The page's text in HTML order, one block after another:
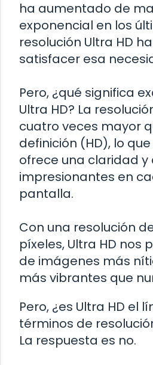
ha aumentado de
exponencial en los
resolución Ultra HD
satisfacer esa
Pero, ¿qué significa
Ultra HD? La
cuatro veces mayor
definición (HD), lo
ofrece una claridad y
impresionantes en
pantalla.
Con una resolución
píxeles, Ultra HD nos
de imágenes más
más vibrantes que
Pero, ¿es Ultra HD el
términos de
La respuesta es no.